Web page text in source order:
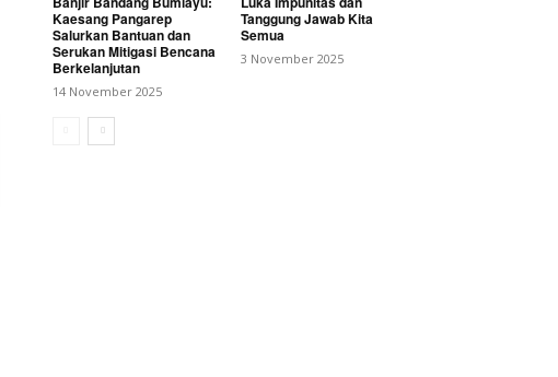
Kaesang Pangarep
Salurkan Bantuan dan
Serukan Mitigasi Bencana
Berkelanjutan
14 November 2025
Tanggung Jawab Kita
Semua
3 November 2025